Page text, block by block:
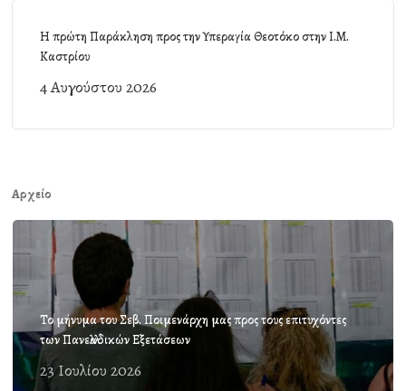
Η πρώτη Παράκληση προς την Υπεραγία Θεοτόκο στην Ι.Μ.
Καστρίου
4 Αυγούστου 2026
Αρχείο
Το μήνυμα του Σεβ. Ποιμενάρχη μας προς τους επιτυχόντες
των Πανελλαδικών Εξετάσεων
23 Ιουλίου 2026